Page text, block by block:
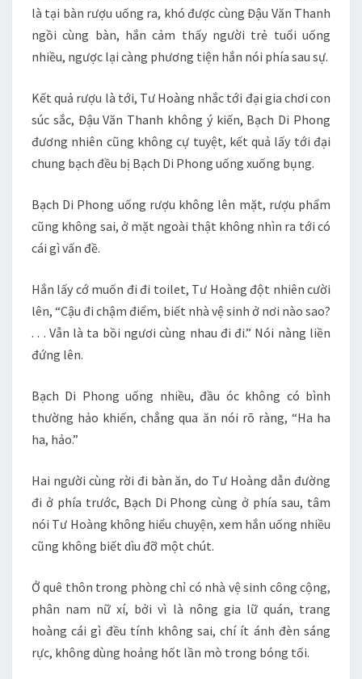
là tại bàn rượu uống ra, khó được cùng Đậu Văn Thanh
ngồi cùng bàn, hắn cảm thấy người trẻ tuổi uống
nhiều, ngược lại càng phương tiện hắn nói phía sau sự.
Kết quả rượu là tới, Tư Hoàng nhắc tới đại gia chơi con
súc sắc, Đậu Văn Thanh không ý kiến, Bạch Di Phong
đương nhiên cũng không cự tuyệt, kết quả lấy tới đại
chung bạch đều bị Bạch Di Phong uống xuống bụng.
Bạch Di Phong uống rượu không lên mặt, rượu phẩm
cũng không sai, ở mặt ngoài thật không nhìn ra tới có
cái gì vấn đề.
Hắn lấy cớ muốn đi đi toilet, Tư Hoàng đột nhiên cười
lên, “Cậu đi chậm điểm, biết nhà vệ sinh ở nơi nào sao?
. . . Vẫn là ta bồi ngươi cùng nhau đi đi.” Nói nàng liền
đứng lên.
Bạch Di Phong uống nhiều, đầu óc không có bình
thường hảo khiến, chẳng qua ăn nói rõ ràng, “Ha ha
ha, hảo.”
Hai người cùng rời đi bàn ăn, do Tư Hoàng dẫn đường
đi ở phía trước, Bạch Di Phong cùng ở phía sau, tâm
nói Tư Hoàng không hiểu chuyện, xem hắn uống nhiều
cũng không biết dìu đỡ một chút.
Ở quê thôn trong phòng chỉ có nhà vệ sinh công cộng,
phân nam nữ xí, bởi vì là nông gia lữ quán, trang
hoàng cái gì đều tính không sai, chí ít ánh đèn sáng
rực, không dùng hoảng hốt lần mò trong bóng tối.